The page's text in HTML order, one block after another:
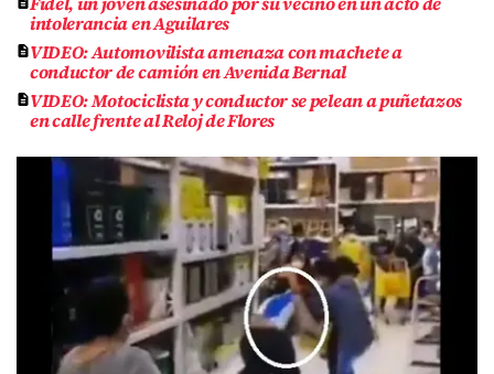
intolerancia en Aguilares
VIDEO: Automovilista amenaza con machete a
conductor de camión en Avenida Bernal
VIDEO: Motociclista y conductor se pelean a puñetazos
en calle frente al Reloj de Flores